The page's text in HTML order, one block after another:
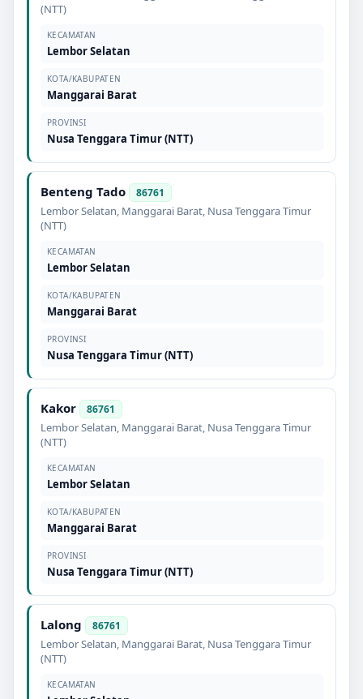
(NTT)
KECAMATAN
Lembor Selatan
KOTA/KABUPATEN
Manggarai Barat
PROVINSI
Nusa Tenggara Timur (NTT)
Benteng Tado 86761
Lembor Selatan, Manggarai Barat, Nusa Tenggara Timur
(NTT)
KECAMATAN
Lembor Selatan
KOTA/KABUPATEN
Manggarai Barat
PROVINSI
Nusa Tenggara Timur (NTT)
Kakor 86761
Lembor Selatan, Manggarai Barat, Nusa Tenggara Timur
(NTT)
KECAMATAN
Lembor Selatan
KOTA/KABUPATEN
Manggarai Barat
PROVINSI
Nusa Tenggara Timur (NTT)
Lalong 86761
Lembor Selatan, Manggarai Barat, Nusa Tenggara Timur
(NTT)
KECAMATAN